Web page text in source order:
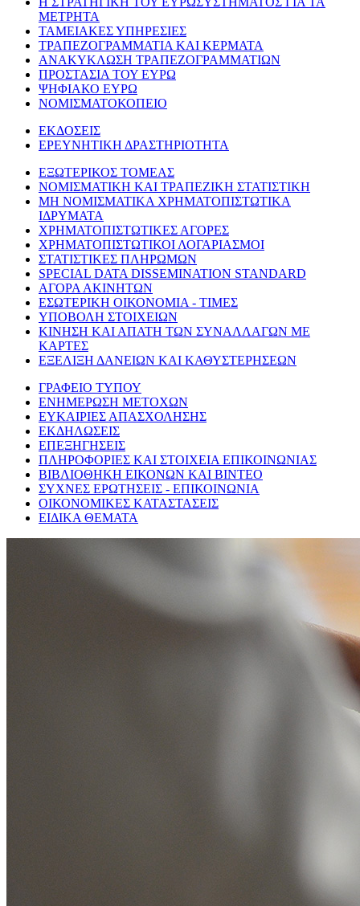
ΜΕΤΡΗΤΑ
ΤΑΜΕΙΑΚΕΣ ΥΠΗΡΕΣΙΕΣ
ΤΡΑΠΕΖΟΓΡΑΜΜΑΤΙΑ ΚΑΙ ΚΕΡΜΑΤΑ
ΑΝΑΚΥΚΛΩΣΗ ΤΡΑΠΕΖΟΓΡΑΜΜΑΤΙΩΝ
ΠΡΟΣΤΑΣΙΑ ΤΟΥ ΕΥΡΩ
ΨΗΦΙΑΚΟ ΕΥΡΩ
ΝΟΜΙΣΜΑΤΟΚΟΠΕΙΟ
ΕΚΔΟΣΕΙΣ
ΕΡΕΥΝΗΤΙΚΗ ΔΡΑΣΤΗΡΙΟΤΗΤΑ
ΕΞΩΤΕΡΙΚΟΣ ΤΟΜΕΑΣ
ΝΟΜΙΣΜΑΤΙΚΗ ΚΑΙ ΤΡΑΠΕΖΙΚΗ ΣΤΑΤΙΣΤΙΚΗ
ΜΗ ΝΟΜΙΣΜΑΤΙΚΑ ΧΡΗΜΑΤΟΠΙΣΤΩΤΙΚΑ
ΙΔΡΥΜΑΤΑ
ΧΡΗΜΑΤΟΠΙΣΤΩΤΙΚΕΣ ΑΓΟΡΕΣ
ΧΡΗΜΑΤΟΠΙΣΤΩΤΙΚΟΙ ΛΟΓΑΡΙΑΣΜΟΙ
ΣΤΑΤΙΣΤΙΚΕΣ ΠΛΗΡΩΜΩΝ
SPECIAL DATA DISSEMINATION STANDARD
ΑΓΟΡΑ ΑΚΙΝΗΤΩΝ
ΕΣΩΤΕΡΙΚΗ ΟΙΚΟΝΟΜΙΑ - ΤΙΜΕΣ
ΥΠΟΒΟΛΗ ΣΤΟΙΧΕΙΩΝ
ΚΙΝΗΣΗ ΚΑΙ ΑΠΑΤΗ ΤΩΝ ΣΥΝΑΛΛΑΓΩΝ ΜΕ
ΚΑΡΤΕΣ
ΕΞΕΛΙΞΗ ΔΑΝΕΙΩΝ ΚΑΙ ΚΑΘΥΣΤΕΡΗΣΕΩΝ
ΓΡΑΦΕΙΟ ΤΥΠΟΥ
ΕΝΗΜΕΡΩΣΗ ΜΕΤΟΧΩΝ
ΕΥΚΑΙΡΙΕΣ ΑΠΑΣΧΟΛΗΣΗΣ
ΕΚΔΗΛΩΣΕΙΣ
ΕΠΕΞΗΓΗΣΕΙΣ
ΠΛΗΡΟΦΟΡΙΕΣ ΚΑΙ ΣΤΟΙΧΕΙΑ ΕΠΙΚΟΙΝΩΝΙΑΣ
ΒΙΒΛΙΟΘΗΚΗ ΕΙΚΟΝΩΝ ΚΑΙ ΒΙΝΤΕΟ
ΣΥΧΝΕΣ ΕΡΩΤΗΣΕΙΣ - ΕΠΙΚΟΙΝΩΝΙΑ
ΟΙΚΟΝΟΜΙΚΕΣ ΚΑΤΑΣΤΑΣΕΙΣ
ΕΙΔΙΚΑ ΘΕΜΑΤΑ